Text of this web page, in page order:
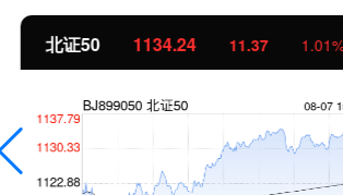
北证50 1134.24 11.37 1.01%